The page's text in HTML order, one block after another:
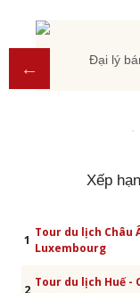
Đại lý
Xếp
1
Tour du lịch Châu
Luxembourg
2
Tour du lịch Huế -